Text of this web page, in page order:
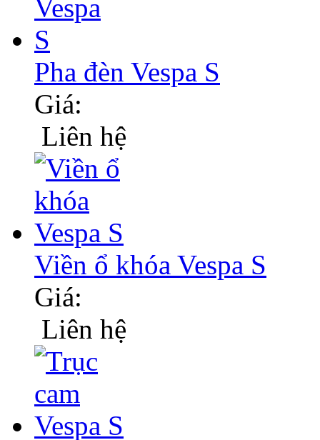
Pha đèn Vespa S
Giá:
Liên hệ
Viền ổ khóa Vespa S
Giá:
Liên hệ